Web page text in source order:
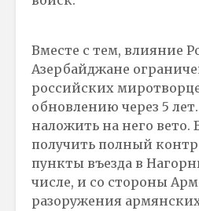
Вместе с тем, влияние
Азербайджане
российских
обновлению через 5
наложить на него вето.
получить полный
пункты въезда в
числе, и со стороны
разоружения